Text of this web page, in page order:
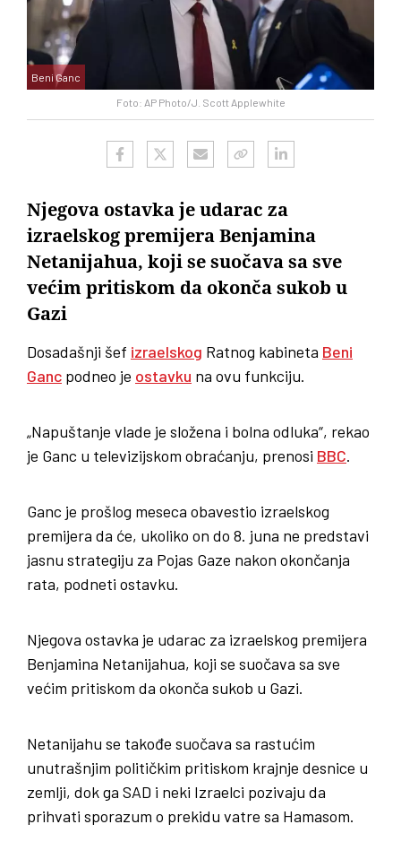
Foto: AP Photo/J. Scott Applewhite
Beni Ganc
Njegova ostavka je udarac za
izraelskog premijera Benjamina
Netanijahua, koji se suočava sa sve
većim pritiskom da okonča sukob u
Gazi
Dosadašnji šef izraelskog Ratnog kabineta Beni
Ganc podneo je ostavku na ovu funkciju.
„Napuštanje vlade je složena i bolna odluka“, rekao
je Ganc u televizijskom obraćanju, prenosi BBC.
Ganc je prošlog meseca obavestio izraelskog
premijera da će, ukoliko on do 8. juna ne predstavi
jasnu strategiju za Pojas Gaze nakon okončanja
rata, podneti ostavku.
Njegova ostavka je udarac za izraelskog premijera
Benjamina Netanijahua, koji se suočava sa sve
većim pritiskom da okonča sukob u Gazi.
Netanijahu se takođe suočava sa rastućim
unutrašnjim političkim pritiskom krajnje desnice u
zemlji, dok ga SAD i neki Izraelci pozivaju da
prihvati sporazum o prekidu vatre sa Hamasom.